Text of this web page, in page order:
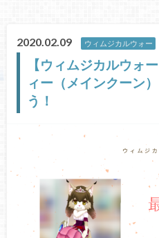
2020.02.09 ウィムジカルウォー
【ウィムジカルウォ
ィー（メインクーン
う！